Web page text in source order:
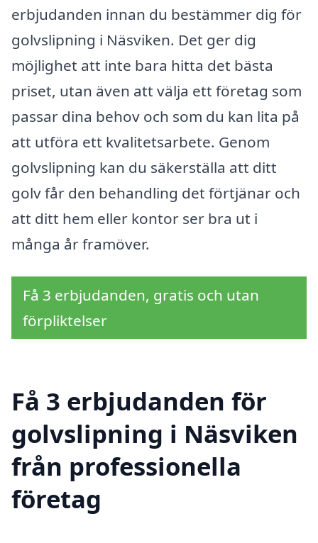
erbjudanden innan du bestämmer dig för
golvslipning i Näsviken. Det ger dig
möjlighet att inte bara hitta det bästa
priset, utan även att välja ett företag som
passar dina behov och som du kan lita på
att utföra ett kvalitetsarbete. Genom
golvslipning kan du säkerställa att ditt
golv får den behandling det förtjänar och
att ditt hem eller kontor ser bra ut i
många år framöver.
Få 3 erbjudanden, gratis och utan
förpliktelser
Få 3 erbjudanden för
golvslipning i Näsviken
från professionella
företag